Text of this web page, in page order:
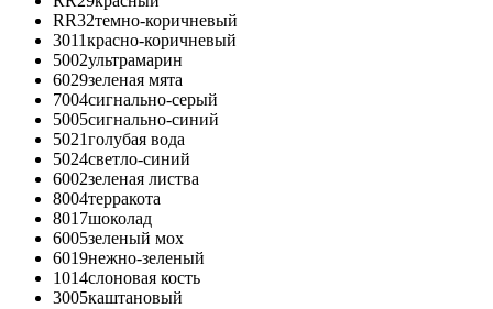
RR32темно-коричневый
3011красно-коричневый
5002ультрамарин
6029зеленая мята
7004сигнально-серый
5005сигнально-синий
5021голубая вода
5024светло-синий
6002зеленая листва
8004терракота
8017шоколад
6005зеленый мох
6019нежно-зеленый
1014слоновая кость
3005каштановый